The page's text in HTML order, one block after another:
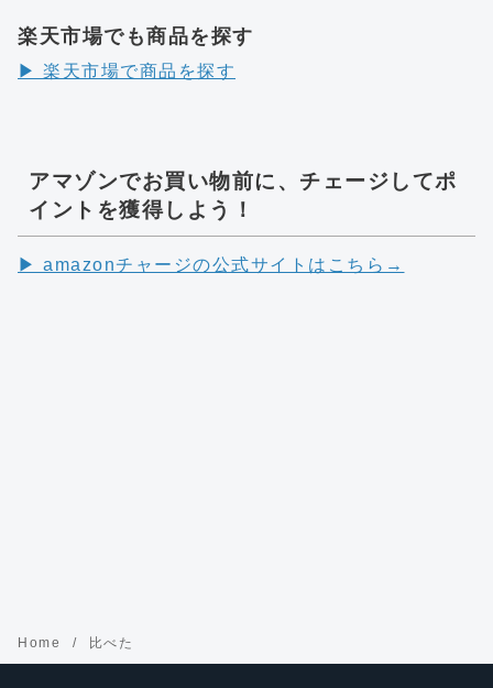
楽天市場でも商品を探す
▶︎ 楽天市場で商品を探す
アマゾンでお買い物前に、チェージしてポ
イントを獲得しよう！
▶︎ amazonチャージの公式サイトはこちら→
Home 比べた